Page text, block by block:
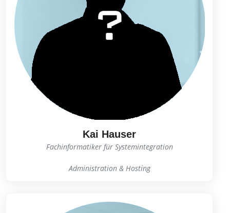
Kai Hauser
Fachinformatiker für Systemintegration
Administration & Hosting